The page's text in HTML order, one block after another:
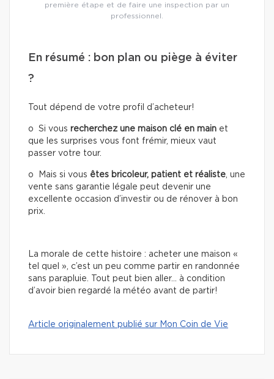
première étape et de faire une inspection par un
professionnel.
En résumé : bon plan ou piège à éviter
?
Tout dépend de votre profil d’acheteur!
o Si vous recherchez une maison clé en main et
que les surprises vous font frémir, mieux vaut
passer votre tour.
o Mais si vous êtes bricoleur, patient et réaliste, une
vente sans garantie légale peut devenir une
excellente occasion d’investir ou de rénover à bon
prix.
La morale de cette histoire : acheter une maison «
tel quel », c’est un peu comme partir en randonnée
sans parapluie. Tout peut bien aller… à condition
d’avoir bien regardé la météo avant de partir!
Article originalement publié sur Mon Coin de Vie